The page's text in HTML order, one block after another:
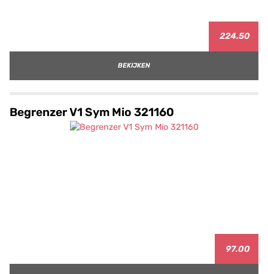
224.50
BEKIJKEN
Begrenzer V1 Sym Mio 321160
97.00